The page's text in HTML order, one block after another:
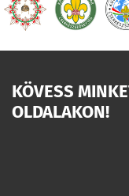
KÖVESS
OLDALAKON!